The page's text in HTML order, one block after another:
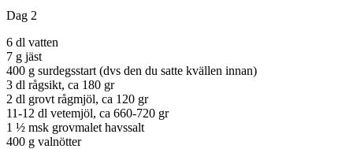
Dag 2
6 dl vatten
7 g jäst
400 g surdegsstart (dvs den du satte kvällen innan)
3 dl rågsikt, ca 180 gr
2 dl grovt rågmjöl, ca 120 gr
11-12 dl vetemjöl, ca 660-720 gr
1 ½ msk grovmalet havssalt
400 g valnötter